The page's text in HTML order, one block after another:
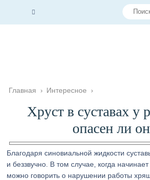
Главная › Интересное ›
Хруст в суставах у
опасен ли
Благодаря синовиальной жидкости
и беззвучно. В том случае, когда
можно говорить о нарушении работы